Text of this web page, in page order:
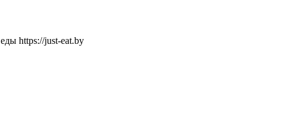
еды https://just-eat.by